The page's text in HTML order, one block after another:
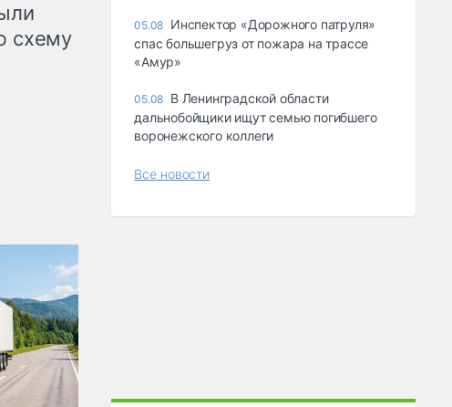
схему
05.08 Инспектор «Дорожного патруля»
спас большегруз от пожара на трассе
«Амур»
05.08 В Ленинградской области
дальнобойщики ищут семью погибшего
воронежского коллеги
Все новости